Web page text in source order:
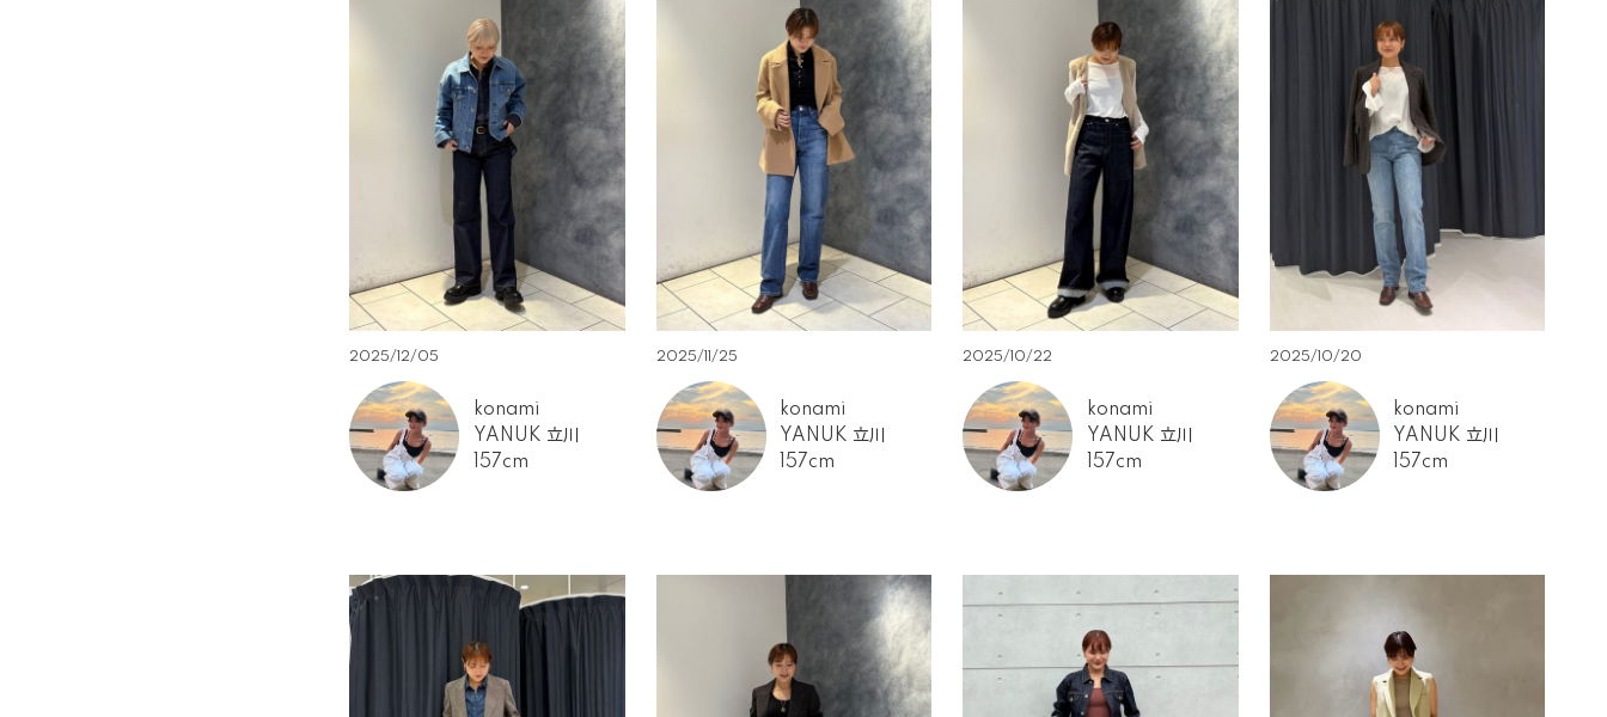
2025/12/05
konami
YANUK 立川
157cm
2025/11/25
konami
YANUK 立川
157cm
2025/10/22
konami
YANUK 立川
157cm
2025/10/20
konami
YANUK 立川
157cm